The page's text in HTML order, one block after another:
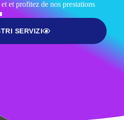
et profitez de nos prestations
SERVIZI